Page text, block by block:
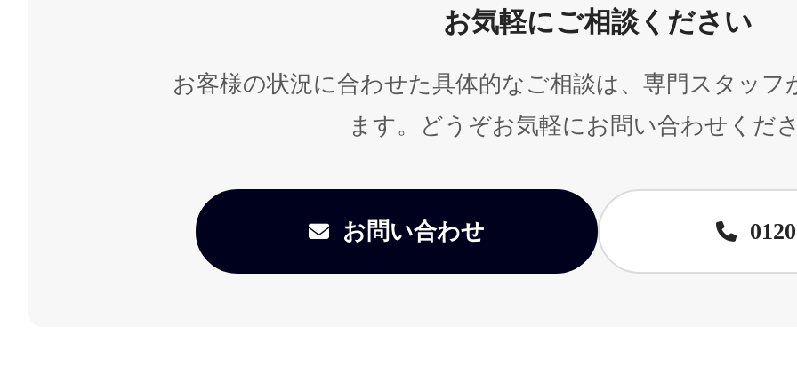
お気軽にご相談ください
お客様の状況に合わせた具体的なご相談は、専門スタッ
ます。どうぞお気軽にお問い合わせくだ
お問い合わせ